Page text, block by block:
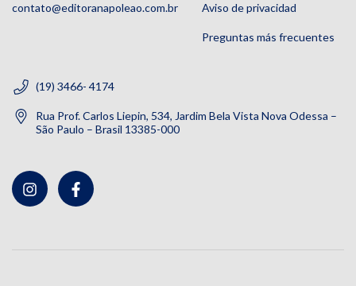
contato@editoranapoleao.com.br Aviso de privacidad
Preguntas más frecuentes
(19) 3466- 4174
Rua Prof. Carlos Liepin, 534, Jardim Bela Vista Nova Odessa –
São Paulo – Brasil 13385-000